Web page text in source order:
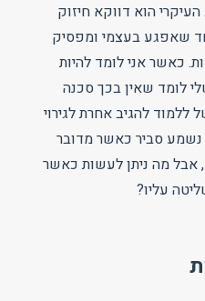
הוא דווקא חיזוק
שאפגע בעצמי ומפסיק
כאשר אני לומד להיות
לומד שאין בכך סכנה
ללמוד להגיב אחרת לגירוי
סביר כאשר מדובר
אבל מה ניתן לעשות כאשר
עליו?